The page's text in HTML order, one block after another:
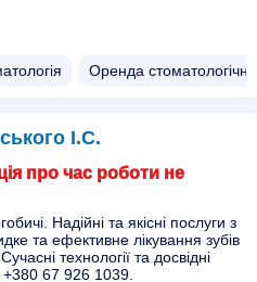
Оренда
І.С.
про час роботи не
Надійні та якісні послуги з
та ефективне лікування зубів
технології та досвідні
+380 67 926 1039.